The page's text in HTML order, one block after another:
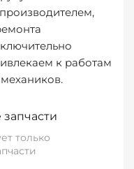
к работам
только